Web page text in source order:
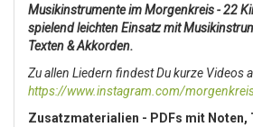
Musikinstrumente im Morgenkreis-22
spielend leichten Einsatz mit
Texten & Akkorden.
Zu allen Liedern findest Du kurze Videos
https://www.instagram.com/
Zusatzmaterialien - PDFs mit Noten,